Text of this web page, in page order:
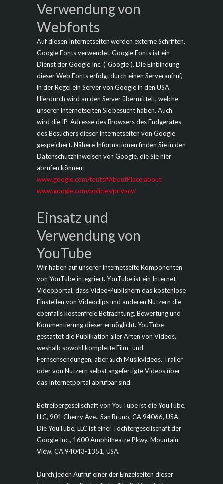
Verwendung von
Webfonts
Auf diesen Internetseiten werden externe Schriften,
Google Fonts verwendet. Google Fonts ist ein
Dienst der Google Inc. (“Google”). Die Einbindung
dieser Web Fonts erfolgt durch einen Serveraufruf,
in der Regel ein Server von Google in den USA.
Hierdurch wird an den Server übermittelt, welche
unserer Internetseiten Sie besucht haben. Auch
wird die IP-Adresse des Browsers des Endgerätes
des Besuchers dieser Internetseiten von Google
gespeichert. Nähere Informationen finden Sie in den
Datenschutzhinweisen von Google, die Sie hier
abrufen können:
www.google.com/fonts#AboutPlace:about
www.google.com/policies/privacy/
Einsatz und
Verwendung von
YouTube
Wir haben auf unserer Internetseite Komponenten
von YouTube integriert. YouTube ist ein Internet-
Videoportal, dass Video-Publishern das kostenlose
Einstellen von Videoclips und anderen Nutzern die
ebenfalls kostenfreie Betrachtung, Bewertung und
Kommentierung dieser ermöglicht. YouTube
gestattet die Publikation aller Arten von Videos,
weshalb sowohl komplette Film- und
Fernsehsendungen, aber auch Musikvideos, Trailer
oder von Nutzern selbst angefertigte Videos über
das Internetportal abrufbar sind.
Betreibergesellschaft von YouTube ist die YouTube,
LLC, 901 Cherry Ave., San Bruno, CA 94066, USA.
Die YouTube, LLC ist einer Tochtergesellschaft der
Google Inc., 1600 Amphitheatre Pkwy, Mountain
View, CA 94043-1351, USA.
Durch jeden Aufruf einer der Einzelseiten dieser